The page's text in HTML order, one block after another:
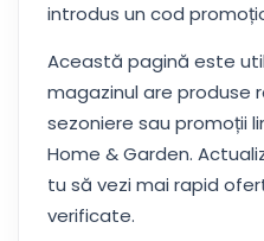
introdus un cod
Această pagină este
magazinul are produse
sezoniere sau promoții
Home & Garden.
tu să vezi mai rapid
verificate.